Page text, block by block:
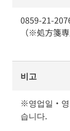
0859-21-
（※処方箋専
비고
※영업일・
습니다.